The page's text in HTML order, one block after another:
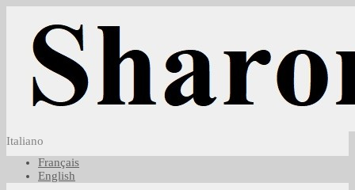
Italiano
Français
English